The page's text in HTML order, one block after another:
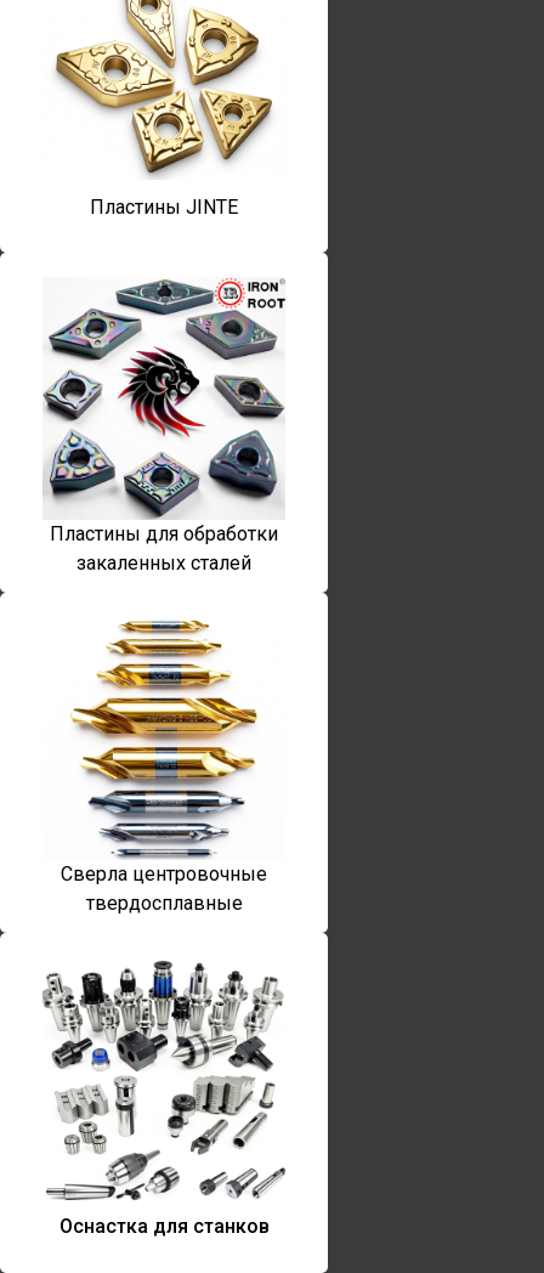
Пластины JINTE
Пластины для обработки
закаленных сталей
Сверла центровочные
твердосплавные
Оснастка для станков